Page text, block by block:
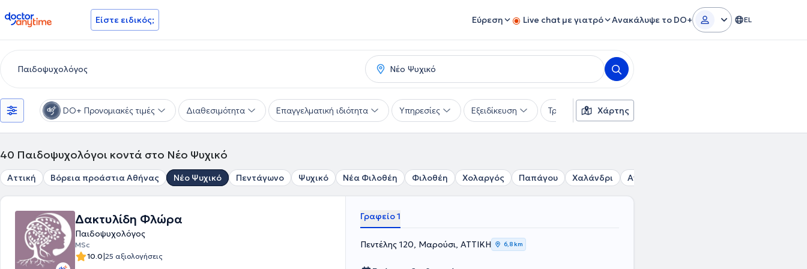
doctoranytime Είστε ειδικός; Εύρεση Live chat με γιατρό Ανακάλυψε το DO+ EL
DO+ Προνομιακές τιμές Διαθεσιμότητα Επαγγελματική ιδιότητα Υπηρεσίες Εξειδίκευση Τρόποι πληρωμής
Χάρτης
40 Παιδοψυχολόγοι κοντά στο Νέο Ψυχικό
Αττική Βόρεια προάστια Αθήνας Νέο Ψυχικό Πεντάγωνο Ψυχικό Νέα Φιλοθέη Φιλοθέη Χολαργός Παπάγου Χαλάνδρι Αγία Παρασκευή
Δακτυλίδη Φλώρα
Παιδοψυχολόγος
MSc
10.0|25 αξιολογήσεις
Γραφείο 1
Πεντέλης 120, Μαρούσι, ΑΤΤΙΚΗ 6,8 km